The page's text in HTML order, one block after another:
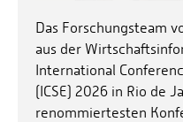
Das Forschungsteam
aus der
International
(ICSE) 2026 in Rio de
renommiertesten